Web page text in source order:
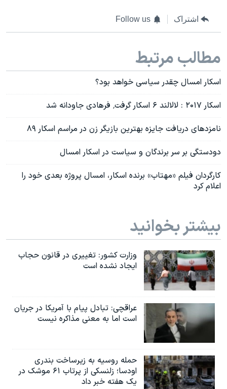
اشتراک Follow us
مطالب مرتبط
اسکار امسال چقدر سیاسی خواهد بود؟
اسکار ۲۰۱۷ : لالالند ۶ اسکار گرفت٬ فرهادی جاودانه شد
نامزدهای دریافت جایزه بهترین بازیگر زن در مراسم اسکار ۸۹
دودستگی بر سر برندگان و سیاست در اسکار امسال
کارگردان فیلم «مهتاب» برنده اسکار، امسال پروژه بعدی خود را
اعلام کرد
بیشتر بخوانید
وزارت کشور: تغییری در قانون حجاب
ایجاد نشده است
عراقچی: تبادل پیام با آمریکا در جریان
است اما به معنی مذاکره نیست
حمله روسیه به زیرساخت بندری
اودسا؛ زلنسکی از پرتاب ۶۱ موشک در
یک هفته خبر داد